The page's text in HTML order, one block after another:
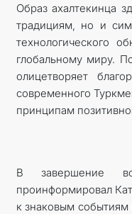
Образ ахалтекинца
традициям, но и
технологического
глобальному миру.
олицетворяет
современного
принципам
В завершение
проинформировал
к знаковым событиям